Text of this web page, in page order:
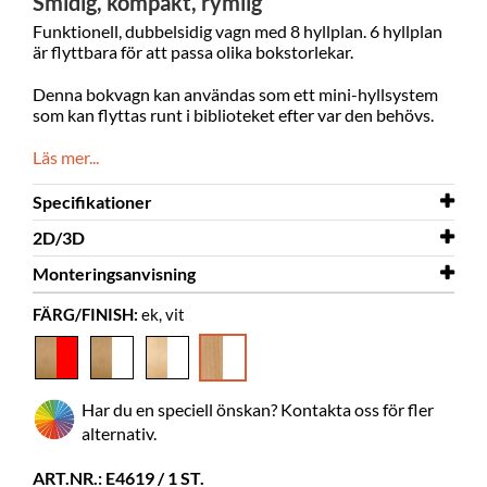
Funktionell, dubbelsidig vagn med 8 hyllplan. 6 hyllplan
är flyttbara för att passa olika bokstorlekar.
Denna bokvagn kan användas som ett mini-hyllsystem
som kan flyttas runt i biblioteket efter var den behövs.
Läs mer...
Specifikationer
Bredd
Djup
430 mm
Höjd
1090 mm
spånplatta
montering
2D/3D
2D/3D Gotland 3D.dwg
Monteringsanvisning
Monteringsanvisning
FÄRG/FINISH: ek, vit
Har du en speciell önskan? Kontakta oss för fler
alternativ.
ART.NR.: E4619 / 1 ST.